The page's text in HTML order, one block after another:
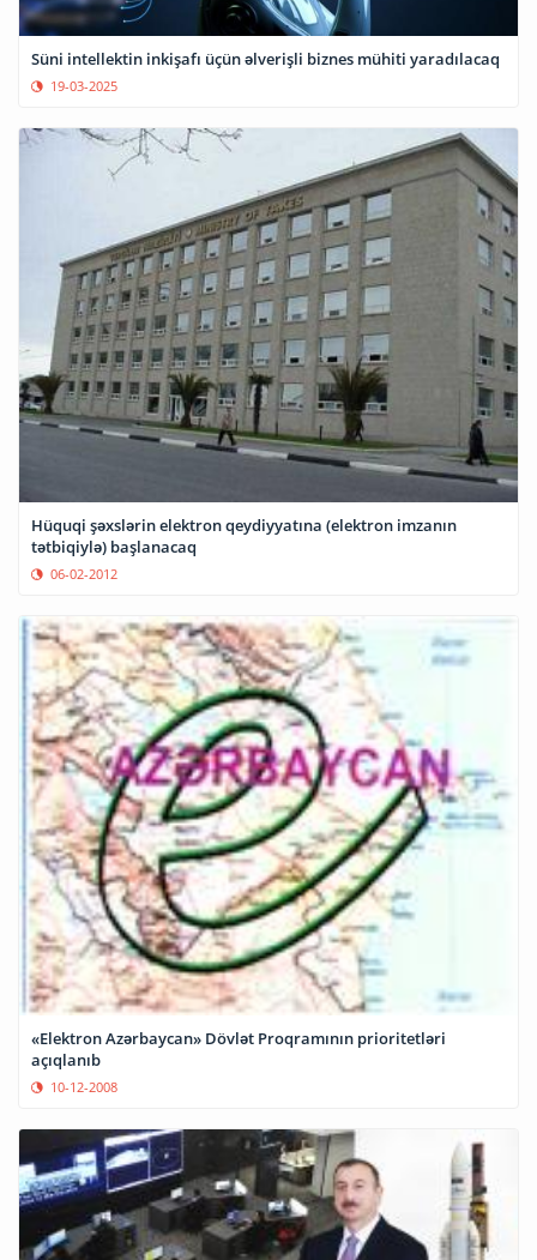
Süni intellektin inkişafı üçün əlverişli biznes mühiti yaradılacaq
19-03-2025
Hüquqi şəxslərin elektron qeydiyyatına (elektron imzanın
tətbiqiylə) başlanacaq
06-02-2012
«Elektron Azərbaycan» Dövlət Proqramının prioritetləri
açıqlanıb
10-12-2008